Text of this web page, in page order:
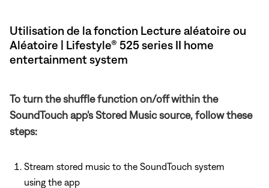
Utilisation de la fonction Lecture aléatoire ou
Aléatoire | Lifestyle® 525 series II home
entertainment system
To turn the shuffle function on/off within the
SoundTouch app's Stored Music source, follow these
steps:
Stream stored music to the SoundTouch system
using the app